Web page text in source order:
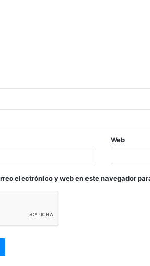
Web
electrónico y web en este navegador